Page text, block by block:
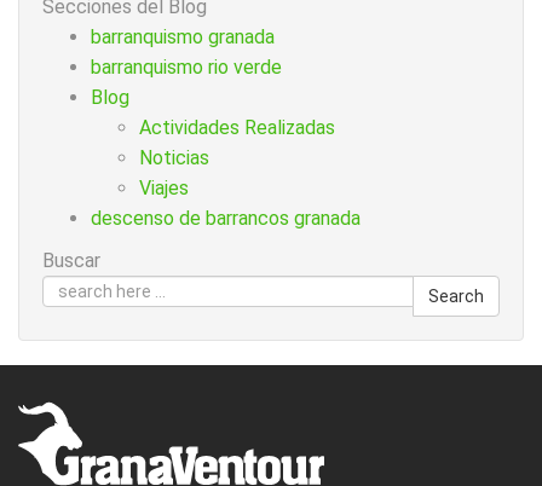
Secciones del Blog
barranquismo granada
barranquismo rio verde
Blog
Actividades Realizadas
Noticias
Viajes
descenso de barrancos granada
Buscar
Search